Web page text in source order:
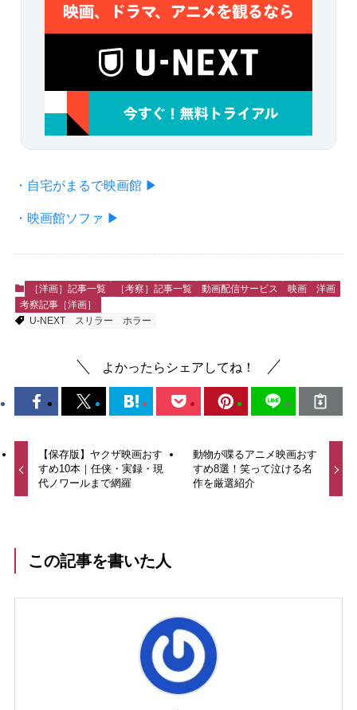
・自宅がまるで映画館 ▶
・映画館ソファ ▶
［洋画］記事一覧 ［考察］記事一覧 動画配信サービス 映画
洋画
考察記事［洋画］
U-NEXT
スリラー ホラー
よかったらシェアしてね！
【保存版】ヤクザ映画おす
すめ10本｜任侠・実録・現
代ノワールまで網羅
動物が喋るアニメ映画おす
すめ8選！笑って泣ける名
作を厳選紹介
この記事を書いた人